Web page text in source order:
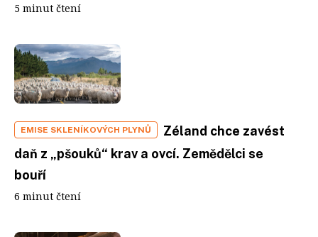
5 minut čtení
EMISE SKLENÍKOVÝCH PLYNŮ
Zéland chce zavést
daň z „pšouků“ krav a ovcí. Zemědělci se
bouří
6 minut čtení